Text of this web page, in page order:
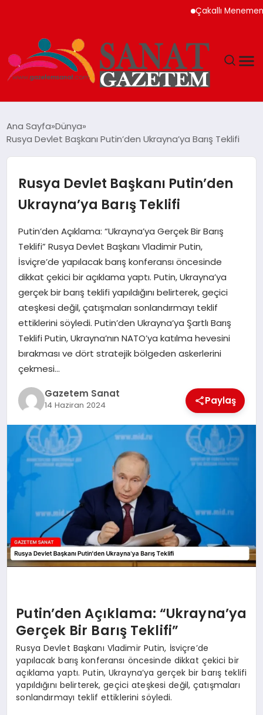
Çakallı Menemeni
TEKNOLOJI
SIYASET
SPOR
YAŞAM
EKONOMI
SAĞLIK
DÜNYA
EĞITIM
Ana Sayfa Dünya
Rusya Devlet Başkanı Putin’den Ukrayna’ya Barış Teklifi
Rusya Devlet Başkanı Putin’den
Ukrayna’ya Barış Teklifi
Putin’den Açıklama: “Ukrayna’ya Gerçek Bir Barış
Teklifi” Rusya Devlet Başkanı Vladimir Putin,
İsviçre’de yapılacak barış konferansı öncesinde
dikkat çekici bir açıklama yaptı. Putin, Ukrayna’ya
gerçek bir barış teklifi yapıldığını belirterek, geçici
ateşkesi değil, çatışmaları sonlandırmayı teklif
ettiklerini söyledi. Putin’den Ukrayna’ya Şartlı Barış
Teklifi Putin, Ukrayna’nın NATO’ya katılma hevesini
bırakması ve dört stratejik bölgeden askerlerini
çekmesi…
Gazetem Sanat
14 Haziran 2024 Paylaş
Putin’den Açıklama: “Ukrayna’ya
Gerçek Bir Barış Teklifi”
Rusya Devlet Başkanı Vladimir Putin, İsviçre’de
yapılacak barış konferansı öncesinde dikkat çekici bir
açıklama yaptı. Putin, Ukrayna’ya gerçek bir barış teklifi
yapıldığını belirterek, geçici ateşkesi değil, çatışmaları
sonlandırmayı teklif ettiklerini söyledi.